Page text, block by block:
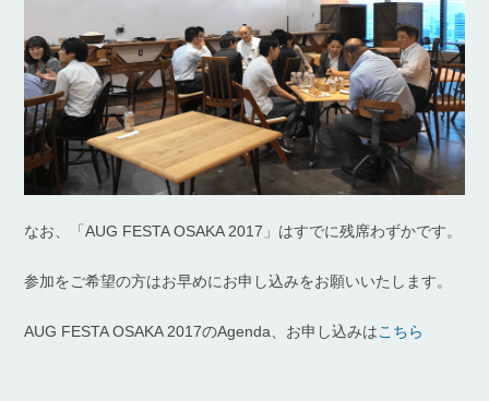
なお、「AUG FESTA OSAKA 2017」はすでに残席わずかです。
参加をご希望の方はお早めにお申し込みをお願いいたします。
AUG FESTA OSAKA 2017のAgenda、お申し込みはこちら